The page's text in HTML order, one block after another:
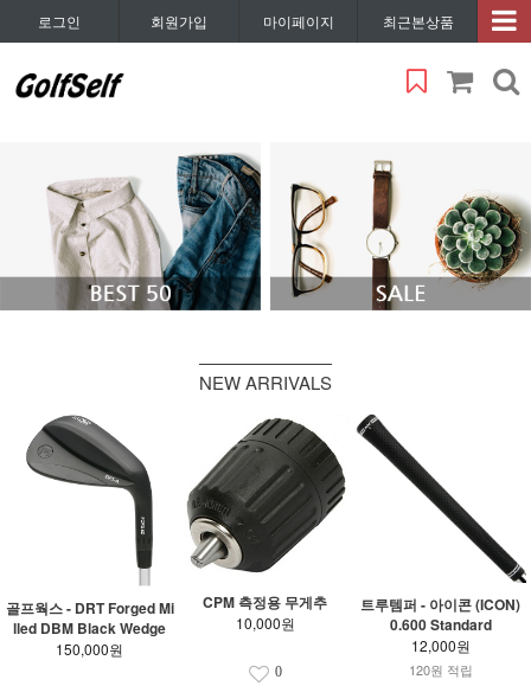
로그인 회원가입 마이페이지 최근본상품
NEW ARRIVALS
골프웍스 - DRT Forged Mi
lled DBM Black Wedge
150,000원
CPM 측정용 무게추
10,000원
0
트루템퍼 - 아이콘 (ICON)
0.600 Standard
12,000원
120원 적립